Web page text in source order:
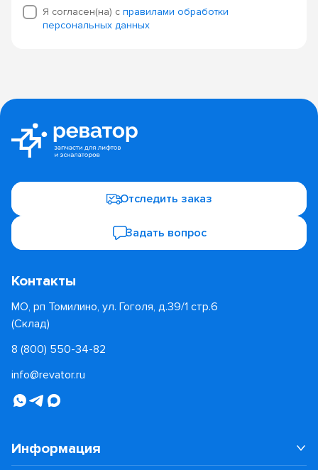
Я согласен(на) с правилами обработки
персональных данных
Отследить заказ
Задать вопрос
Контакты
МО, рп Томилино, ул. Гоголя, д.39/1 стр.6
(Склад)
8 (800) 550-34-82
info@revator.ru
Информация